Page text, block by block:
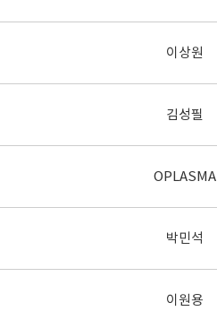
이상원
김성필
OPLASMA
박민석
이원용